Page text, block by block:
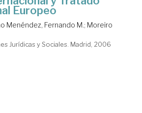
Europeo
Menéndez, Fernando M.; Moreiro
Jurídicas y Sociales. Madrid, 2006